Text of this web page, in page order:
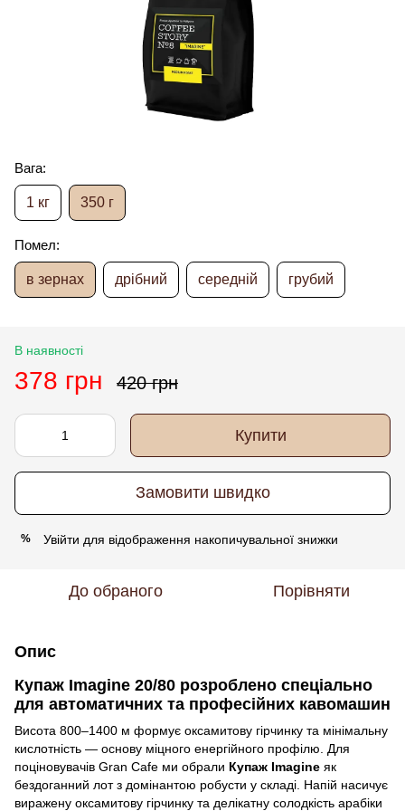
Вага:
1 кг 350 г
Помел:
в зернах дрібний середній грубий
В наявності
378 грн 420 грн
Купити
Замовити швидко
% Увійти для відображення накопичувальної знижки
До обраного Порівняти
Опис
Купаж Imagine 20/80 розроблено спеціально
для автоматичних та професійних кавомашин
Висота 800–1400 м формує оксамитову гірчинку та мінімальну
кислотність — основу міцного енергійного профілю. Для
поціновувачів Gran Cafe ми обрали Купаж Imagine як
бездоганний лот з домінантою робусти у складі. Напій насичує
виражену оксамитову гірчинку та делікатну солодкість арабіки